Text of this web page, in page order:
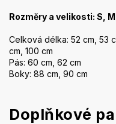
Rozměry a velikosti: S, M
Celková délka: 52 cm, 53
cm, 100 cm
Pás: 60 cm, 62 cm
Boky: 88 cm, 90 cm
Doplňkové